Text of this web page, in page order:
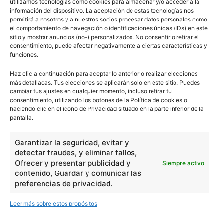
utilizamos tecnologías como cookies para almacenar y/o acceder a la
información del dispositivo. La aceptación de estas tecnologías nos
permitirá a nosotros y a nuestros socios procesar datos personales como
el comportamiento de navegación o identificaciones únicas (IDs) en este
sitio y mostrar anuncios (no-) personalizados. No consentir o retirar el
consentimiento, puede afectar negativamente a ciertas características y
funciones.
Haz clic a continuación para aceptar lo anterior o realizar elecciones
más detalladas. Tus elecciones se aplicarán solo en este sitio. Puedes
cambiar tus ajustes en cualquier momento, incluso retirar tu
consentimiento, utilizando los botones de la Política de cookies o
haciendo clic en el icono de Privacidad situado en la parte inferior de la
pantalla.
Garantizar la seguridad, evitar y
detectar fraudes, y eliminar fallos,
Ofrecer y presentar publicidad y
contenido, Guardar y comunicar las
preferencias de privacidad.
Siempre activo
Leer más sobre estos propósitos